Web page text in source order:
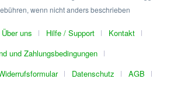
wenn nicht anders beschrieben
Über uns Hilfe / Support
Kontakt
und Zahlungsbedingungen
Datenschutz
AGB